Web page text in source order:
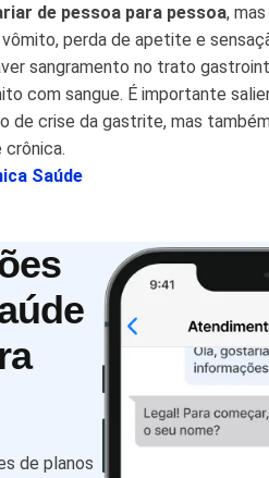
de pessoa para pessoa,
vômito, perda de apetite e
sangramento no trato
com sangue. É importante
de crise da gastrite, mas
Saúde
de planos